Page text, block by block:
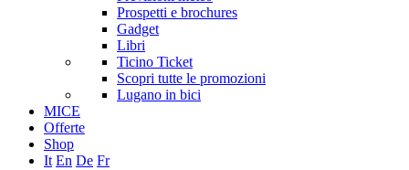
Prospetti e brochures
Gadget
Libri
Ticino Ticket
Scopri tutte le promozioni
Lugano in bici
MICE
Offerte
Shop
It En De Fr